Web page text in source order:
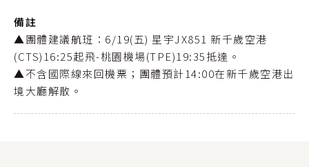
備註
▲團體建議航班：6/19(五) 星宇JX851 新千歲空港
(CTS)16:25起飛-桃園機場(TPE)19:35抵達。
▲不含國際線來回機票；團體預計14:00在新千歲空港出
境大廳解散。